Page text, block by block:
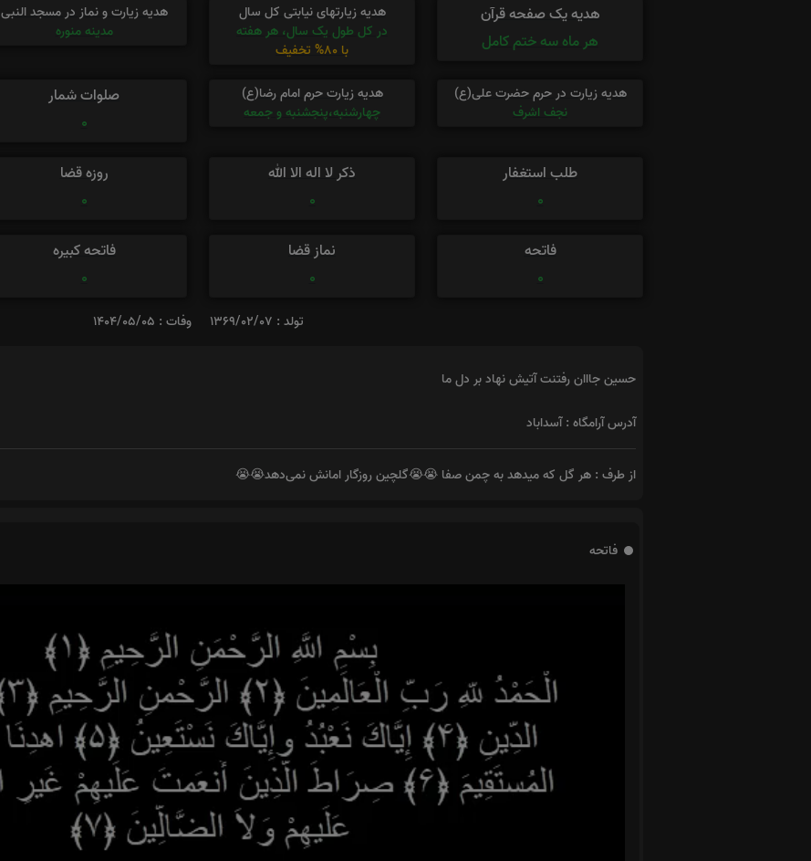
هدیه یک صفحه قرآن
هر ماه سه ختم کامل
هدیه زیارتهای نیابتی کل سال
در کل طول یک سال، هر هفته
با 80% تخفیف
هدیه زیارت و نماز در مسجد النبی
مدینه منوره
هدیه زیارت در حرم حضرت علی(ع)
نجف اشرف
هدیه زیارت حرم امام رضا(ع)
چهارشنبه،پنجشنبه و جمعه
صلوات شمار
0
طلب استغفار
0
ذکر لا اله الا الله
0
روزه قضا
0
فاتحه
0
نماز قضا
0
فاتحه کبیره
0
تولد : 1369/02/07 وفات : 1404/05/05
حسین جااان رفتنت آتیش نهاد بر دل ما
آدرس آرامگاه : آسداباد
از طرف : هر گل که میدهد به چمن صفا 😭😭گلچین روزگار امانش نمی‌دهد😭😭
فاتحه